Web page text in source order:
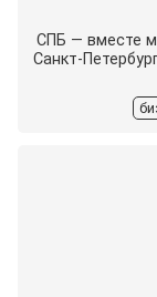
СПБ — вместе
Санкт-